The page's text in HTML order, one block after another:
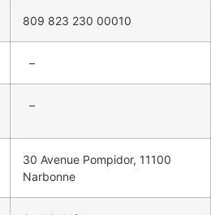
809 823 230 00010
–
–
30 Avenue Pompidor, 11100
Narbonne